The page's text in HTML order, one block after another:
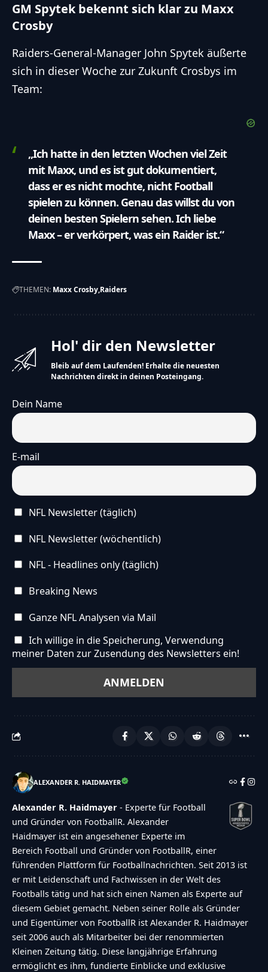
GM Spytek bekennt sich klar zu Maxx
Crosby
Raiders-General-Manager John Spytek äußerte
sich in dieser Woche zur Zukunft Crosbys im
Team:
„Ich hatte in den letzten Wochen viel Zeit
mit Maxx, und es ist gut dokumentiert,
dass er es nicht mochte, nicht Football
spielen zu können. Genau das willst du von
deinen besten Spielern sehen. Ich liebe
Maxx – er verkörpert, was ein Raider ist.“
THEMEN: Maxx Crosby Raiders
Hol' dir den Newsletter
Bleib auf dem Laufenden! Erhalte die neuesten
Nachrichten direkt in deinen Posteingang.
Dein Name
E-mail
NFL Newsletter (täglich)
NFL Newsletter (wöchentlich)
NFL - Headlines only (täglich)
Breaking News
Ganze NFL Analysen via Mail
Ich willige in die Speicherung, Verwendung
meiner Daten zur Zusendung des Newsletters ein!
ALEXANDER R. HAIDMAYER
Alexander R. Haidmayer - Experte für Football
und Gründer von FootballR. Alexander
Haidmayer ist ein angesehener Experte im
Bereich Football und Gründer von FootballR, einer
führenden Plattform für Footballnachrichten. Seit 2013 ist
er mit Leidenschaft und Fachwissen in der Welt des
Footballs tätig und hat sich einen Namen als Experte auf
diesem Gebiet gemacht. Neben seiner Rolle als Gründer
und Eigentümer von FootballR ist Alexander R. Haidmayer
seit 2006 auch als Mitarbeiter bei der renommierten
Kleinen Zeitung tätig. Diese langjährige Erfahrung
ermöglicht es ihm, fundierte Einblicke und exklusive